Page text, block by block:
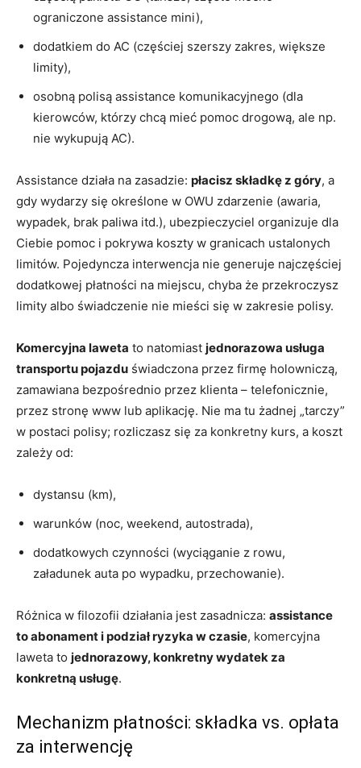
ograniczone assistance mini),
dodatkiem do AC (częściej szerszy zakres, większe
limity),
osobną polisą assistance komunikacyjnego (dla
kierowców, którzy chcą mieć pomoc drogową, ale np.
nie wykupują AC).
Assistance działa na zasadzie: płacisz składkę z góry, a
gdy wydarzy się określone w OWU zdarzenie (awaria,
wypadek, brak paliwa itd.), ubezpieczyciel organizuje dla
Ciebie pomoc i pokrywa koszty w granicach ustalonych
limitów. Pojedyncza interwencja nie generuje najczęściej
dodatkowej płatności na miejscu, chyba że przekroczysz
limity albo świadczenie nie mieści się w zakresie polisy.
Komercyjna laweta to natomiast jednorazowa usługa
transportu pojazdu świadczona przez firmę holowniczą,
zamawiana bezpośrednio przez klienta – telefonicznie,
przez stronę www lub aplikację. Nie ma tu żadnej „tarczy”
w postaci polisy; rozliczasz się za konkretny kurs, a koszt
zależy od:
dystansu (km),
warunków (noc, weekend, autostrada),
dodatkowych czynności (wyciąganie z rowu,
załadunek auta po wypadku, przechowanie).
Różnica w filozofii działania jest zasadnicza: assistance
to abonament i podział ryzyka w czasie, komercyjna
laweta to jednorazowy, konkretny wydatek za
konkretną usługę.
Mechanizm płatności: składka vs. opłata
za interwencję